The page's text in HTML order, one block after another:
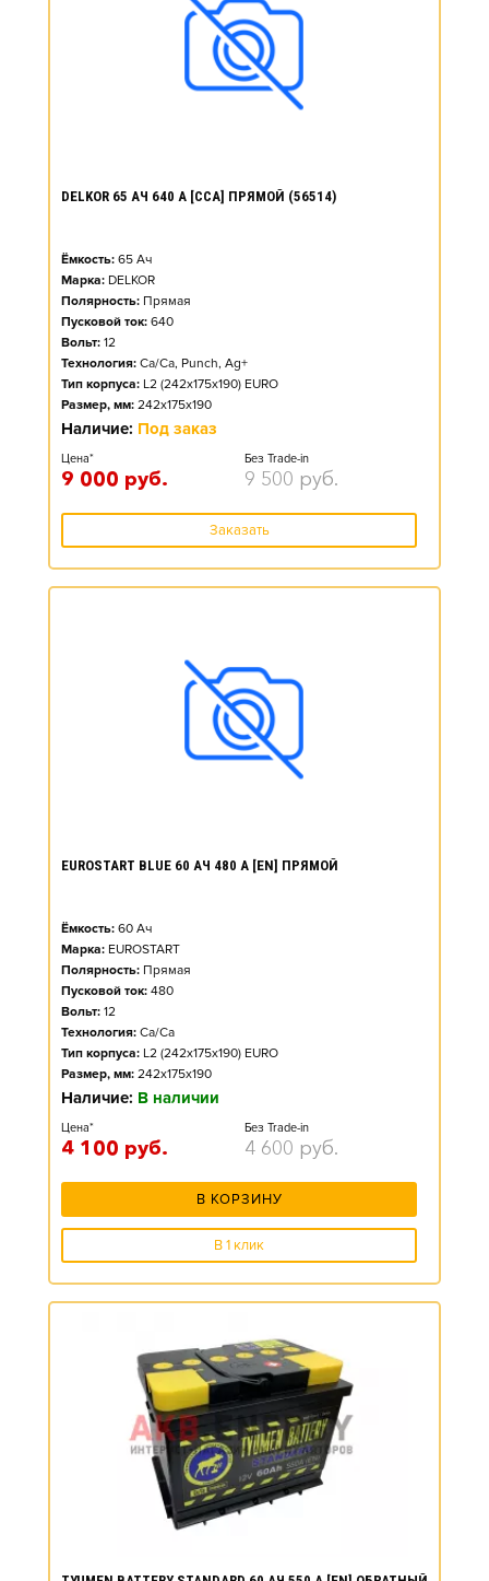
DELKOR 65 АЧ 640 А [CCA] ПРЯМОЙ (56514)
Ёмкость: 65 Ач
Марка: DELKOR
Полярность: Прямая
Пусковой ток: 640
Вольт: 12
Технология: Ca/Ca, Punch, Ag+
Тип корпуса: L2 (242x175x190) EURO
Размер, мм: 242x175x190
Наличие: Под заказ
Цена*
9 000 руб.
Без Trade-in
9 500 руб.
Заказать
EUROSTART BLUE 60 АЧ 480 А [EN] ПРЯМОЙ
Ёмкость: 60 Ач
Марка: EUROSTART
Полярность: Прямая
Пусковой ток: 480
Вольт: 12
Технология: Ca/Ca
Тип корпуса: L2 (242x175x190) EURO
Размер, мм: 242x175x190
Наличие: В наличии
Цена*
4 100 руб.
Без Trade-in
4 600 руб.
В КОРЗИНУ
В 1 клик